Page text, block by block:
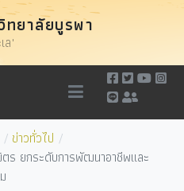
ยาลัยบูรพา
ล"
ข่าวทั่วไป
ร ยกระดับการพัฒนาอาชีพและ